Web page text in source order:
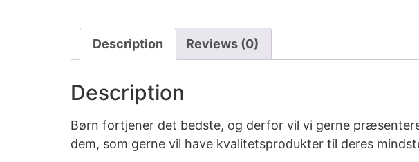
Description Reviews (0)
Description
Børn fortjener det bedste, og derfor vil vi gerne
dem, som gerne vil have kvalitetsprodukter til deres